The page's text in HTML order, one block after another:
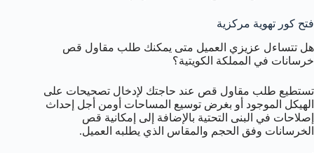
فتح كور تهوية مركزية
هل تتساءل عزيزي العميل متى يمكنك طلب مقاول قص
خرسانات في المملكة الكويتية؟
تستطيع طلب مقاول قص عند حاجتك لإدخال تصحيحات على
الهيكل الموجود أو بغرض توسيع المساحات أومن أجل إحداث
إصلاحات في البنى التحتية بالإضافة إلى إمكانية قص
الخرسانات وفق الحجم والمقاس الذي يطلبه العميل.